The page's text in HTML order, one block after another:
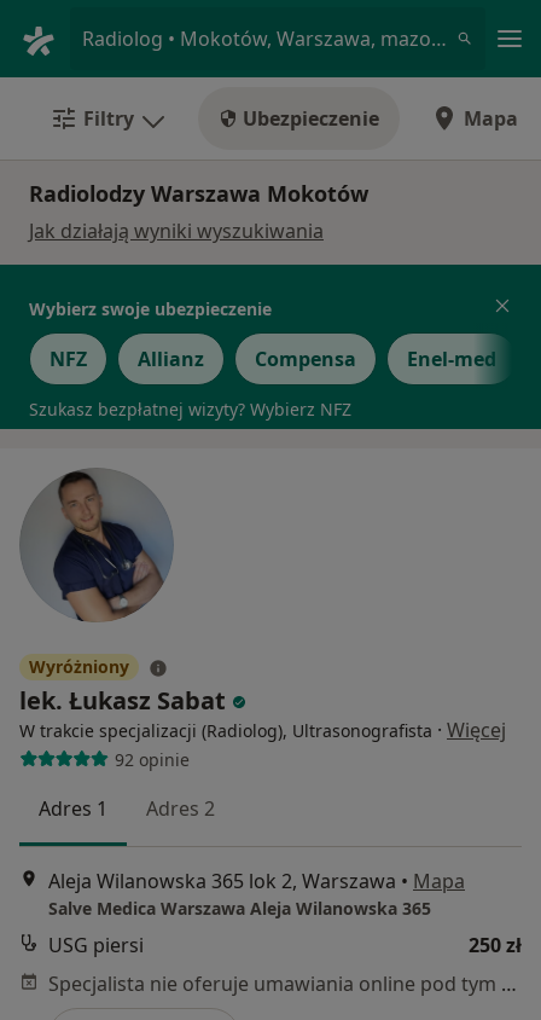
Radiolog • Mokotów, Warszawa, mazowieckie
Filtry Ubezpieczenie Mapa
Radiolodzy Warszawa Mokotów
Jak działają wyniki wyszukiwania
Wybierz swoje ubezpieczenie
NFZ Allianz Compensa Enel-med
Szukasz bezpłatnej wizyty? Wybierz NFZ
Wyróżniony
lek. Łukasz Sabat
W trakcie specjalizacji (Radiolog), Ultrasonografista · Więcej
92 opinie
Adres 1 Adres 2
Aleja Wilanowska 365 lok 2, Warszawa • Mapa
Salve Medica Warszawa Aleja Wilanowska 365
USG piersi
250 zł
Specjalista nie oferuje umawiania online pod tym adresem.